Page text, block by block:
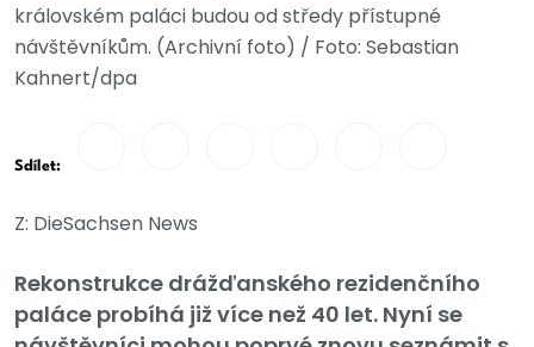
královském paláci budou od středy přístupné
návštěvníkům. (Archivní foto) / Foto: Sebastian
Kahnert/dpa
Sdílet:
Z: DieSachsen News
Rekonstrukce drážďanského rezidenčního
paláce probíhá již více než 40 let. Nyní se